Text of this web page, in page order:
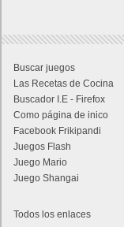
Buscar juegos
Las Recetas de Cocina
Buscador I.E - Firefox
Como página de inico
Facebook Frikipandi
Juegos Flash
Juego Mario
Juego Shangai
Todos los enlaces